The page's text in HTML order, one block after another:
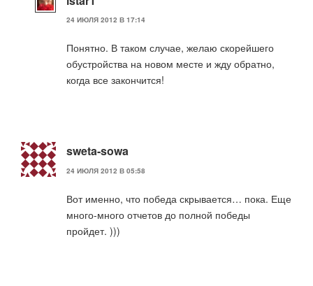
24 ИЮЛЯ 2012 В 17:14
Понятно. В таком случае, желаю скорейшего
обустройства на новом месте и жду обратно,
когда все закончится!
sweta-sowa
24 ИЮЛЯ 2012 В 05:58
Вот именно, что победа скрывается… пока. Еще
много-много отчетов до полной победы
пройдет. )))